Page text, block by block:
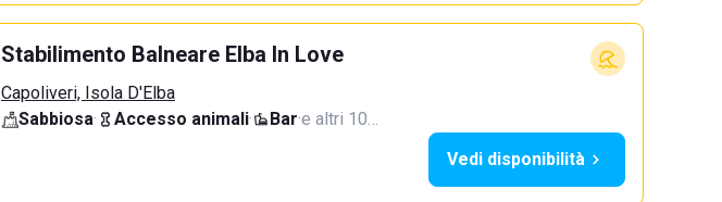
Stabilimento Balneare Elba In Love
Capoliveri, Isola D'Elba
Sabbiosa· Accesso animali· Bar·e altri 10…
Vedi disponibilità